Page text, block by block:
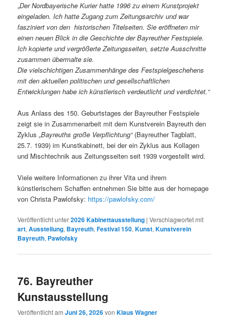
„Der Nordbayerische Kurier hatte 1996 zu einem Kunstprojekt
eingeladen. Ich hatte Zugang zum Zeitungsarchiv und war
fasziniert von den historischen Titelseiten. Sie eröffneten mir
einen neuen Blick in die Geschichte der Bayreuther Festspiele.
Ich kopierte und vergrößerte Zeitungsseiten, setzte Ausschnitte
zusammen übermalte sie.
Die vielschichtigen Zusammenhänge des Festspielgeschehens
mit den aktuellen politischen und gesellschaftlichen
Entwicklungen habe ich künstlerisch verdeutlicht und verdichtet.“
Aus Anlass des 150. Geburtstages der Bayreuther Festspiele
zeigt sie in Zusammenarbeit mit dem Kunstverein Bayreuth den
Zyklus„Bayreuths große Verpflichtung“(Bayreuther Tagblatt,
25.7. 1939) im Kunstkabinett, bei der ein Zyklus aus Kollagen
und Mischtechnik aus Zeitungsseiten seit 1939 vorgestellt wird.
Viele weitere Informationen zu ihrer Vita und ihrem
künstlerischem Schaffen entnehmen Sie bitte aus der homepage
von Christa Pawlofsky: https://pawlofsky.com/
Veröffentlicht unter2026 Kabinettausstellung |Verschlagwortet mit
art,Ausstellung, Bayreuth,Festival 150,Kunst,Kunstverein
Bayreuth, Pawlofsky
76. Bayreuther
Kunstausstellung
Veröffentlicht amJuni 26, 2026vonKlaus Wagner